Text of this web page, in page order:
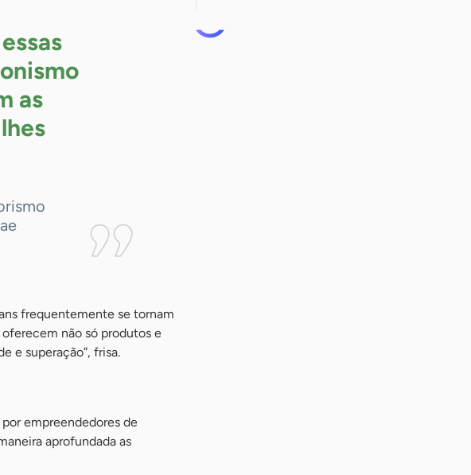
as
frequentemente se tornam
não só produtos e
e superação”, frisa.
empreendedores de
aprofundada as